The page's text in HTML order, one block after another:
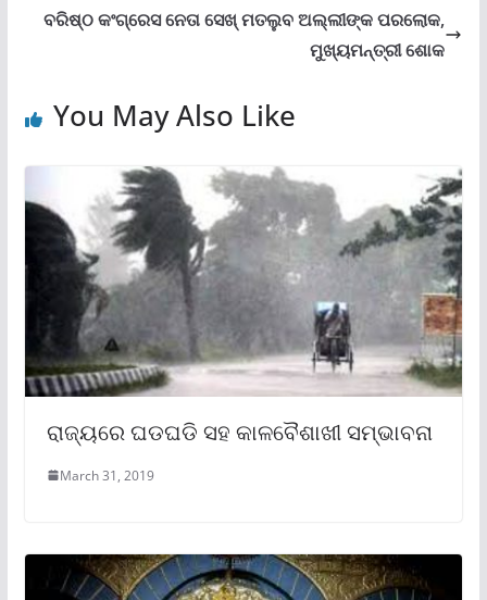
ବରିଷ୍ଠ କଂଗ୍ରେସ ନେତା ସେଖ୍ ମତଲୁବ ଅଲ୍ଲୀଙ୍କ ପରଲୋକ,
ମୁଖ୍ୟମନ୍ତ୍ରୀ ଶୋକ
You May Also Like
ରାଜ୍ୟରେ ଘଡଘଡି ସହ କାଳବୈଶାଖୀ ସମ୍ଭାବନା
March 31, 2019